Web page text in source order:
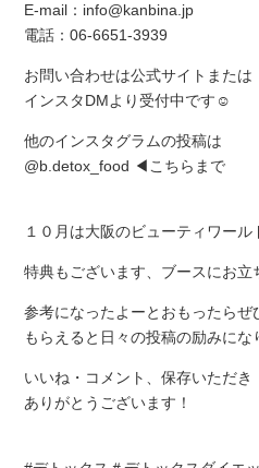
E-mail：info@kanbina.jp
電話：06-6651-3939
お問い合わせは公式サイトまたは
インスタDMより受付中です☺️
他のインスタグラムの投稿は
@b.detox_food ◀こちらまで
１０月は大阪のビューティワー
特典もございます、ブースにお立
参考になったよーとおもったら
もらえると日々の投稿の励みにな
いいね・コメント、保存いただき
ありがとうございます！